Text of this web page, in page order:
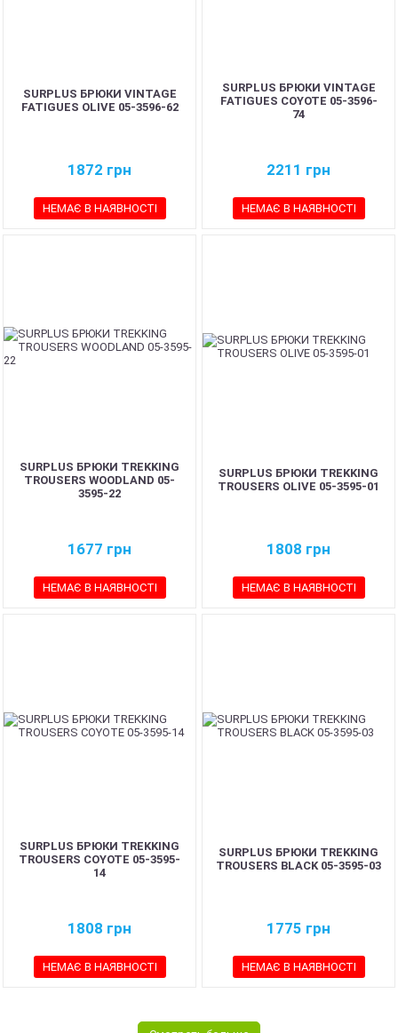
SURPLUS БРЮКИ VINTAGE
FATIGUES OLIVE 05-3596-62
1872 грн
НЕМАЄ В НАЯВНОСТІ
SURPLUS БРЮКИ VINTAGE
FATIGUES COYOTE 05-3596-
74
2211 грн
НЕМАЄ В НАЯВНОСТІ
SURPLUS БРЮКИ TREKKING
TROUSERS WOODLAND 05-
3595-22
1677 грн
НЕМАЄ В НАЯВНОСТІ
SURPLUS БРЮКИ TREKKING
TROUSERS OLIVE 05-3595-01
1808 грн
НЕМАЄ В НАЯВНОСТІ
SURPLUS БРЮКИ TREKKING
TROUSERS COYOTE 05-3595-
14
1808 грн
НЕМАЄ В НАЯВНОСТІ
SURPLUS БРЮКИ TREKKING
TROUSERS BLACK 05-3595-03
1775 грн
НЕМАЄ В НАЯВНОСТІ